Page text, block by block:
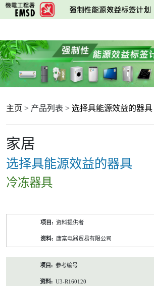
跳
至
要
内
容
主页 > 产品列表 > 选择具能源效益的器具
家居
选择具能源效益的器具
冷冻器具
资料提供者
康富电器贸易有限公司
参考编号
U3-R160120